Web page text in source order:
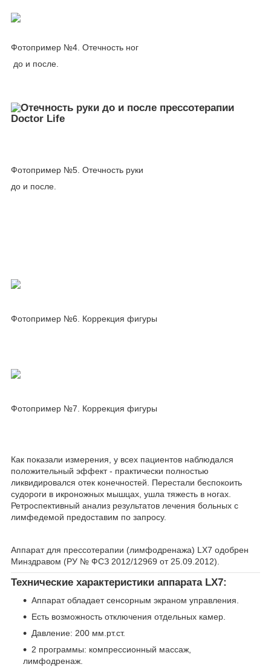
Фотопример №4. Отечность ног
до и после.
Фотопример №5. Отечность руки
до и после.
Фотопример №6. Коррекция фигуры
Фотопример №7. Коррекция фигуры
Как показали измерения, у всех пациентов наблюдался
положительный эффект - практически полностью
ликвидировался отек конечностей. Перестали беспокоить
судороги в икроножных мышцах, ушла тяжесть в ногах.
Ретроспективный анализ результатов лечения больных с
лимфедемой предоставим по запросу.
Аппарат для прессотерапии (лимфодренажа) LX7 одобрен
Минздравом (РУ № ФСЗ 2012/12969 от 25.09.2012).
Технические характеристики аппарата LX7:
Аппарат обладает сенсорным экраном управления.
Есть возможность отключения отдельных камер.
Давление: 200 мм.рт.ст.
2 программы: компрессионный массаж,
лимфодренаж.